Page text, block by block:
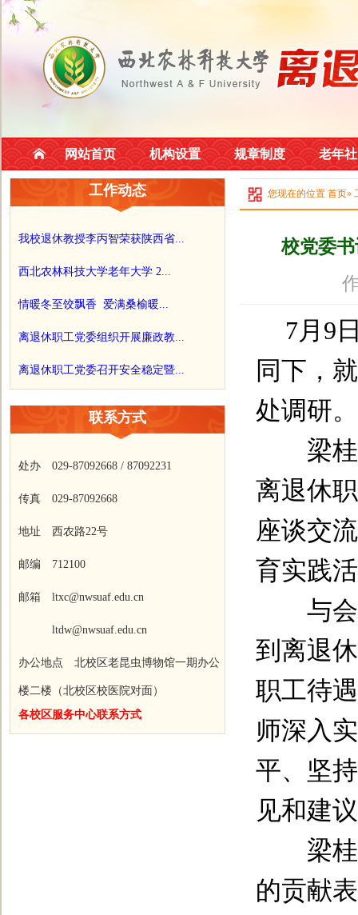
网站首页 机构设置 规章制度 老年
工作动态
我校退休教授李丙智荣获陕西省...
西北农林科技大学老年大学 2...
情暖冬至饺飘香 爱满桑榆暖...
离退休职工党委组织开展廉政教...
离退休职工党委召开安全稳定暨...
联系方式
处办 029-87092668 / 87092231
传真 029-87092668
地址 西农路22号
邮编 712100
邮箱 ltxc@nwsuaf.edu.cn
ltdw@nwsuaf.edu.cn
办公地点 北校区老昆虫博物馆一期办公
楼二楼（北校区校医院对面）
各校区服务中心联系方式
您现在的位置 首页»
校党委
7月 9
同下，
处调研。
梁桂
离退休
座谈交
育实践
与会
到离退
职工待
师深入
平、坚
见和建
梁桂
的贡献